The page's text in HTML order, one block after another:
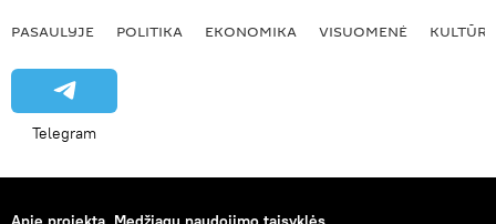
PASAULYJE POLITIKA EKONOMIKA VISUOMENĖ KULTŪRA
Telegram